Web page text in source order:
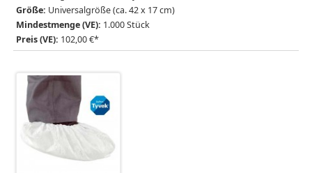
Größe: Universalgröße (ca. 42 x 17 cm)
Mindestmenge (VE): 1.000 Stück
Preis (VE): 102,00 €*